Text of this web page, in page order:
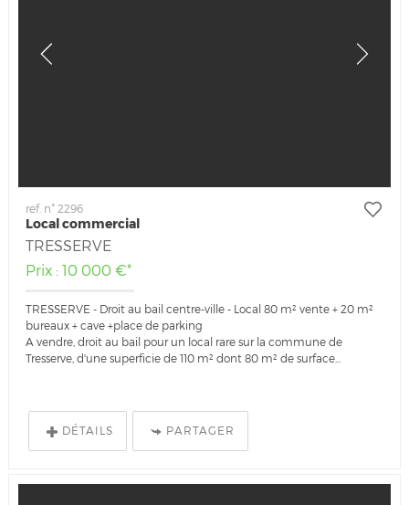
ref. n° 2296
Local commercial
TRESSERVE
Prix : 10 000 €*
TRESSERVE - Droit au bail centre-ville - Local 80 m² vente + 20 m²
bureaux + cave +place de parking
A vendre, droit au bail pour un local rare sur la commune de
Tresserve, d'une superficie de 110 m² dont 80 m² de surface...
DÉTAILS PARTAGER